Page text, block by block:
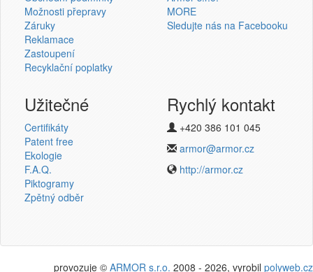
Přihlásit se
Nová registrace
Termotransferové pásky
v novém e-shopu
Možnosti přepravy
Záruky
Reklamace
Zastoupení
Recyklační poplatky
MORE
Sledujte nás na Facebooku
Užitečné
Certifikáty
Patent free
Ekologie
F.A.Q.
Piktogramy
Zpětný odběr
Rychlý kontakt
+420 386 101 045
armor@armor.cz
http://armor.cz
provozuje © ARMOR s.r.o. 2008 - 2026, vyrobil polyweb.cz